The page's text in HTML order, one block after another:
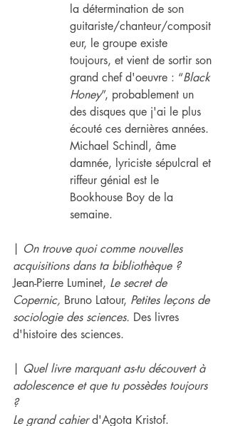
la détermination de son
guitariste/chanteur/composit
eur, le groupe existe
toujours, et vient de sortir son
grand chef d'oeuvre : “Black
Honey”, probablement un
des disques que j'ai le plus
écouté ces dernières années.
Michael Schindl, âme
damnée, lyriciste sépulcral et
riffeur génial est le
Bookhouse Boy de la
semaine.
| On trouve quoi comme nouvelles
acquisitions dans ta bibliothèque ?
Jean-Pierre Luminet, Le secret de
Copernic, Bruno Latour, Petites leçons de
sociologie des sciences. Des livres
d'histoire des sciences.
| Quel livre marquant as-tu découvert à
adolescence et que tu possèdes toujours
?
Le grand cahier d'Agota Kristof.